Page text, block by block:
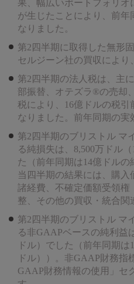
果、幅広いポートフォリオ
が生じたことにより、前年
なりました。
第2四半期に取得した無形
セルジーン社の買収により
第2四半期の法人税は、主
部振替、オテズラ®の売却
税により、16億ドルの税引
なりました。前年同期の実
第2四半期のブリストル マ
る純損失は、8,500万ドル
た（前年同期は14億ドルの
当四半期の結果には、購
諸経費、不確定価額受領権
整、その他の買収・統合関
第2四半期のブリストル マ
る非GAAPベースの純利益
ドル）でした（前年同期
ドル））。非GAAP財務指
GAAP財務情報の使用」セ